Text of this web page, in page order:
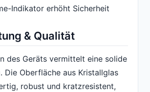
Indikator erhöht Sicherheit
& Qualität
des Geräts vermittelt eine solide
Die Oberfläche aus Kristallglas
robust und kratzresistent,